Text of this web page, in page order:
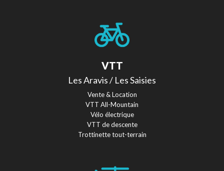
VTT
Les Aravis / Les Saisies
Vente & Location
VTT All-Mountain
Vélo électrique
VTT de descente
Trottinette tout-terrain